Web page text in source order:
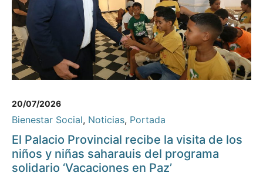
20/07/2026
Bienestar Social, Noticias, Portada
El Palacio Provincial recibe la visita de los
niños y niñas saharauis del programa
solidario ‘Vacaciones en Paz’